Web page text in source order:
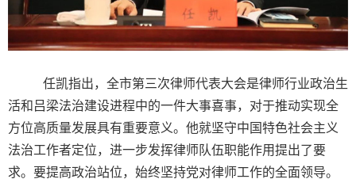
任凯指出，全市第三次律师代表大会是律师行业政治生
活和吕梁法治建设进程中的一件大事喜事，对于推动实现全
方位高质量发展具有重要意义。他就坚守中国特色社会主义
法治工作者定位，进一步发挥律师队伍职能作用提出了要
求。要提高政治站位，始终坚持党对律师工作的全面领导。